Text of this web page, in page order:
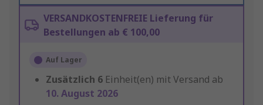
VERSANDKOSTENFREIE Lieferung für
Bestellungen ab € 100,00
Auf Lager
Zusätzlich 6 Einheit(en) mit Versand ab
10. August 2026